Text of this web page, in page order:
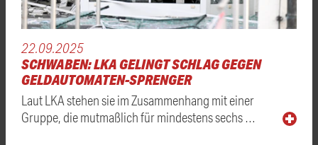
22.09.2025
SCHWABEN: LKA GELINGT SCHLAG GEGEN
GELDAUTOMATEN-SPRENGER
Laut LKA stehen sie im Zusammenhang mit einer
Gruppe, die mutmaßlich für mindestens sechs …